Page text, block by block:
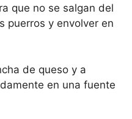
que no se salgan del
puerros y envolver en
de queso y a
en una fuente